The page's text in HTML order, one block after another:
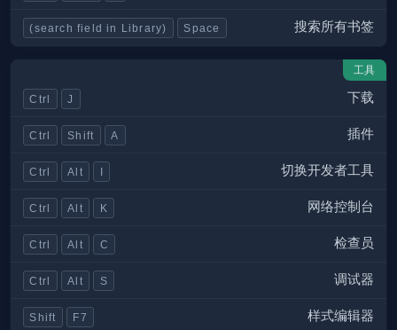
(search field in Library) Space 搜索所有书签
工具
Ctrl J 下载
Ctrl Shift A 插件
Ctrl Alt I 切换开发者工具
Ctrl Alt K 网络控制台
Ctrl Alt C 检查员
Ctrl Alt S 调试器
Shift F7 样式编辑器